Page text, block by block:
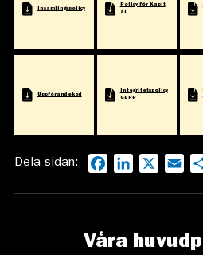
Insamlingspolicy
Policy för Kapit
al
Uppförandekod
Integritetspolicy
GDPR
Dela sidan: FacebookLinkedIn
Våra